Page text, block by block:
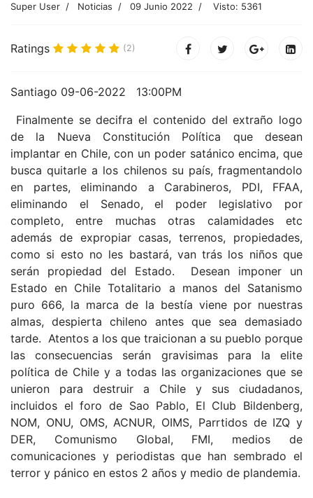
Super User Noticias 09 Junio 2022 Visto: 5361
Ratings (2)
Santiago 09-06-2022 13:00PM
Finalmente se decifra el contenido del extraño logo
de la Nueva Constitución Política que desean
implantar en Chile, con un poder satánico encima, que
busca quitarle a los chilenos su país, fragmentandolo
en partes, eliminando a Carabineros, PDI, FFAA,
eliminando el Senado, el poder legislativo por
completo, entre muchas otras calamidades etc
además de expropiar casas, terrenos, propiedades,
como si esto no les bastará, van trás los niños que
serán propiedad del Estado. Desean imponer un
Estado en Chile Totalitario a manos del Satanismo
puro 666, la marca de la bestía viene por nuestras
almas, despierta chileno antes que sea demasiado
tarde. Atentos a los que traicionan a su pueblo porque
las consecuencias serán gravisimas para la elite
política de Chile y a todas las organizaciones que se
unieron para destruir a Chile y sus ciudadanos,
incluidos el foro de Sao Pablo, El Club Bildenberg,
NOM, ONU, OMS, ACNUR, OIMS, Parrtidos de IZQ y
DER, Comunismo Global, FMI, medios de
comunicaciones y periodistas que han sembrado el
terror y pánico en estos 2 años y medio de plandemia.